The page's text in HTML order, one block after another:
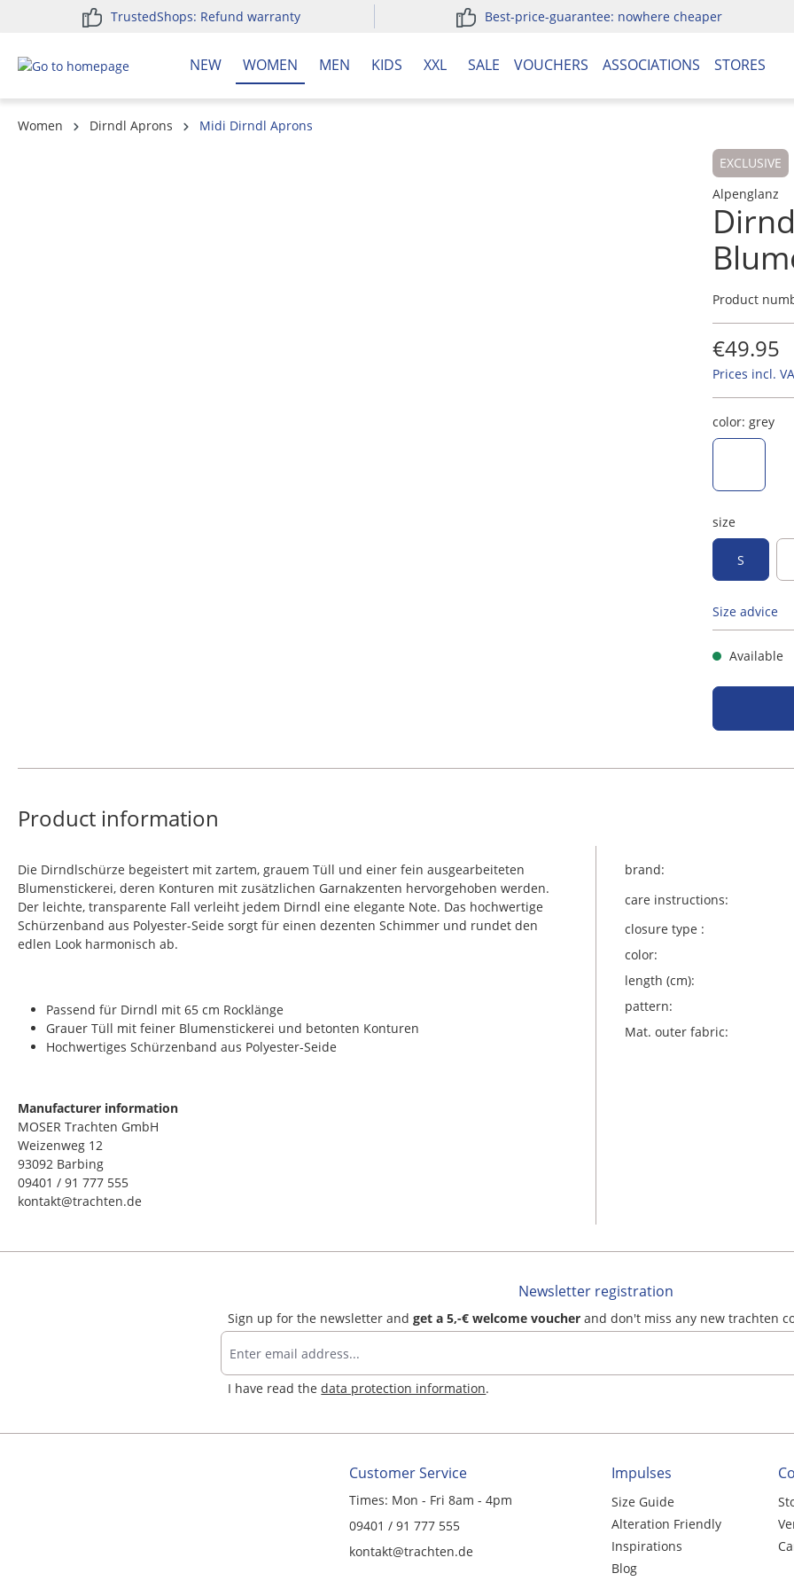
Skip to main navigation
TrustedShops: Refund warranty Best-price-guarantee: nowhere cheaper
NEW WOMEN MEN KIDS XXL SALE VOUCHERS ASSOCIATIONS STORES
Women Dirndl Aprons
Midi Dirndl Aprons
EXCLUSIVE
Alpenglanz
Product
€49.95
Prices incl.
color: grey
size
S
Size advice
Available
Product information
Die Dirndlschürze begeistert mit zartem, grauem Tüll und einer fein ausgearbeiteten
Blumenstickerei, deren Konturen mit zusätzlichen Garnakzenten hervorgehoben werden.
Der leichte, transparente Fall verleiht jedem Dirndl eine elegante Note. Das hochwertige
Schürzenband aus Polyester-Seide sorgt für einen dezenten Schimmer und rundet den
edlen Look harmonisch ab.
Passend für Dirndl mit 65 cm Rocklänge
Grauer Tüll mit feiner Blumenstickerei und betonten Konturen
Hochwertiges Schürzenband aus Polyester-Seide
Manufacturer information
MOSER Trachten GmbH
Weizenweg 12
93092 Barbing
09401 / 91 777 555
kontakt@trachten.de
brand:
care instructions:
closure type :
color:
length (cm):
pattern:
Mat. outer fabric:
Newsletter registration
Sign up for the newsletter andget a 5,-€ welcome voucher and don't miss any new trachten
I have read thedata protection information.
Customer Service
Times: Mon - Fri 8am - 4pm
09401 / 91 777 555
kontakt@trachten.de
Impulses
Size Guide
Alteration Friendly
Inspirations
Blog